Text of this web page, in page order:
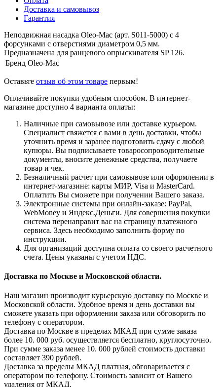
Доставка и самовывоз
Гарантия
Неподвижная насадка Oleo-Mac (арт. S011-5000) с 4
форсунками с отверстиями диаметром 0,5 мм.
Предназначена для ранцевого опрыскивателя SP 126.
Бренд Oleo-Mac
Оставьте отзыв об этом товаре первым!
Оплачивайте покупки удобным способом. В интернет-
магазине доступно 4 варианта оплаты:
Наличные при самовывозе или доставке курьером.
Специалист свяжется с вами в день доставки, чтобы
уточнить время и заранее подготовить сдачу с любой
купюры. Вы подписываете товаросопроводительные
документы, вносите денежные средства, получаете
товар и чек.
Безналичный расчет при самовывозе или оформлении в
интернет-магазине: карты МИР, Visa и MasterCard.
Оплатить Вы сможете при получении Вашего заказа.
Электронные системы при онлайн-заказе: PayPal,
WebMoney и Яндекс.Деньги. Для совершения покупки
система перенаправит вас на страницу платежного
сервиса. Здесь необходимо заполнить форму по
инструкции.
Для организаций доступна оплата со своего расчетного
счета. Цены указаны с учетом НДС.
Доставка по Москве и Московской области.
Наш магазин производит курьерскую доставку по Москве и
Московской области. Удобное время и день доставки вы
сможете указать при оформлении заказа или обговорить по
телефону с оператором.
Доставка по Москве в пределах МКАД при сумме заказа
более 10. 000 руб. осуществляется бесплатно, круглосуточно.
При сумме заказа менее 10. 000 рублей стоимость доставки
составляет 390 рублей.
Доставка за пределы МКАД платная, обговаривается с
оператором по телефону. Стоимость зависит от Вашего
удаления от МКАД.